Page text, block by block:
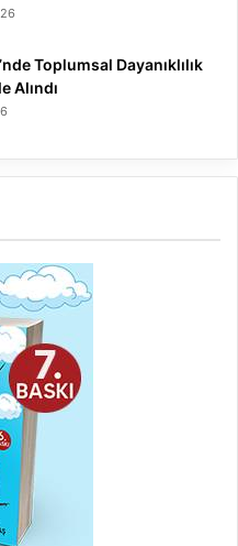
Toplumsal Dayanıklılık
Alındı